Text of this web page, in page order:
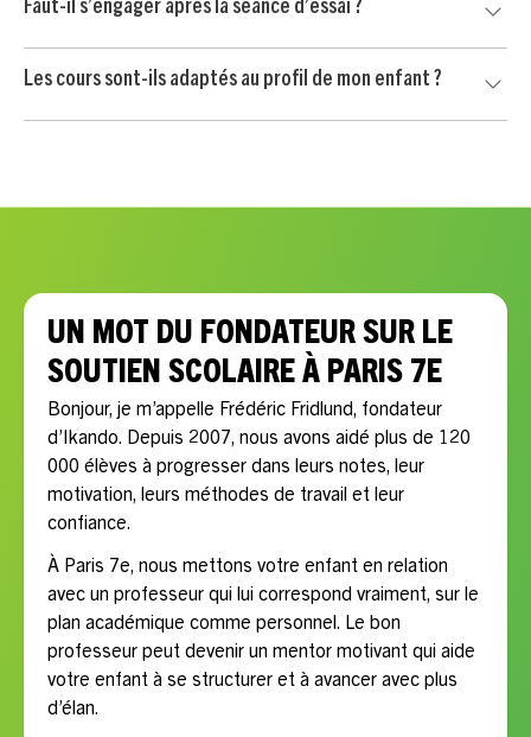
/ heure après crédit d’impôt immédiat de 50 %, selon les
conditions applicables.
Faut-il s’engager après la séance d’essai ?
engagement. Vous continuez uniquement si le professeur
convient à votre enfant et si l’accompagnement vous
Les cours sont-ils adaptés au profil de mon enfant ?
UN MOT DU FONDATEUR SUR LE
SOUTIEN SCOLAIRE À PARIS 7E
Bonjour, je m’appelle Frédéric Fridlund, fondateur
d’Ikando. Depuis 2007, nous avons aidé plus de 120
000 élèves à progresser dans leurs notes, leur
motivation, leurs méthodes de travail et leur
confiance.
À Paris 7e, nous mettons votre enfant en relation
avec un professeur qui lui correspond vraiment, sur le
plan académique comme personnel. Le bon
professeur peut devenir un mentor motivant qui aide
votre enfant à se structurer et à avancer avec plus
d’élan.